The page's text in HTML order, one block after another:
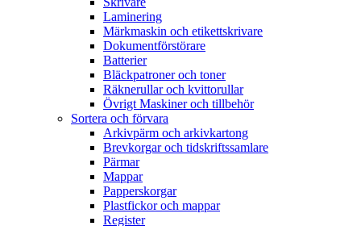
Laminering
Märkmaskin och etikettskrivare
Dokumentförstörare
Batterier
Bläckpatroner och toner
Räknerullar och kvittorullar
Övrigt Maskiner och tillbehör
Sortera och förvara
Arkivpärm och arkivkartong
Brevkorgar och tidskriftssamlare
Pärmar
Mappar
Papperskorgar
Plastfickor och mappar
Register